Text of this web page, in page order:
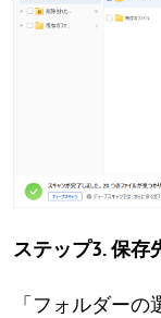
ステップ3. 保存
「フォルダー